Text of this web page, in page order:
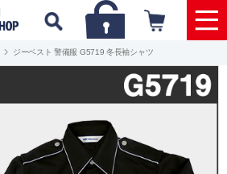
ジーベスト 警備服 G5719 冬長袖シャツ